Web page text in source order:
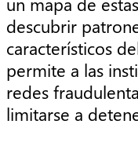
descubrir
característicos
permite a las
redes
limitarse a